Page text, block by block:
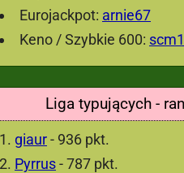
Eurojackpot: arnie67
Keno / Szybkie 600: scm1
Liga typujących -
giaur- 936 pkt.
Pyrrus- 787 pkt.